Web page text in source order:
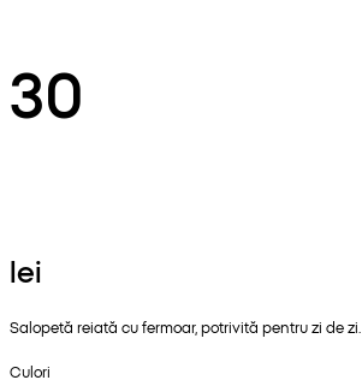
30
lei
Salopetă reiată cu fermoar, potrivită pentru zi de zi.
Culori